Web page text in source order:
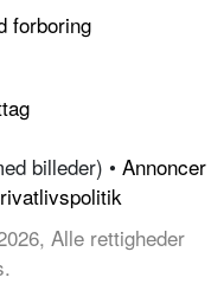
forboring
billeder) • Annoncer
Alle rettigheder